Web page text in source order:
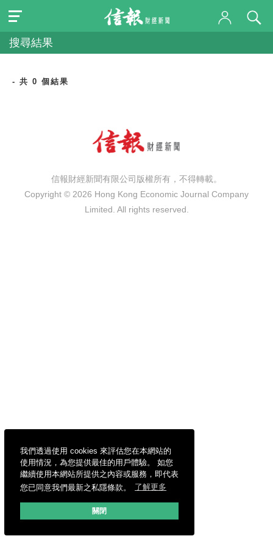
我們透過使用 cookies 來評估您在本網站的
使用情況，為您提供最佳的用戶體驗。 如您
繼續使用本網站所提供之內容或服務，即代表
您已同意我們最新之私隱條款。
了解更多
關閉
搜尋結果
- 共 0 個結果
信報財經新聞有限公司版權所有，不得轉載。
Copyright © 2026 Hong Kong Economic Journal Company
Limited. All rights reserved.